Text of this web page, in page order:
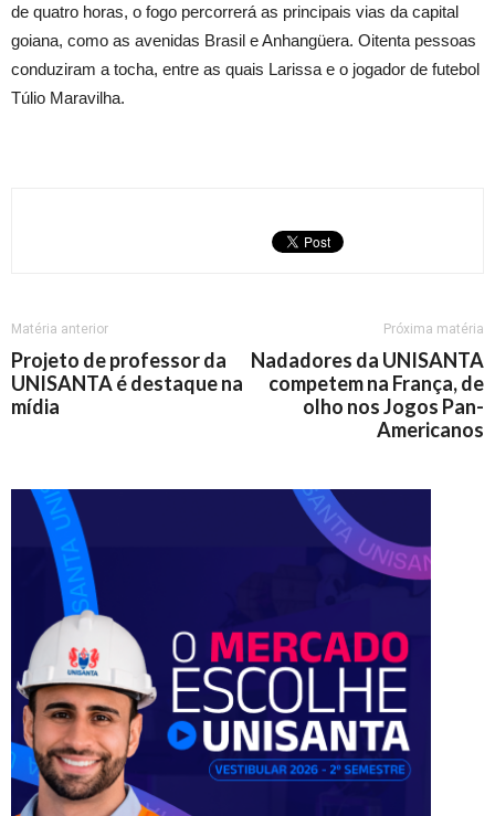
de quatro horas, o fogo percorrerá as principais vias da capital
goiana, como as avenidas Brasil e Anhangüera. Oitenta pessoas
conduziram a tocha, entre as quais Larissa e o jogador de futebol
Túlio Maravilha.
Matéria anterior
Projeto de professor da
UNISANTA é destaque na
mídia
Próxima matéria
Nadadores da UNISANTA
competem na França, de
olho nos Jogos Pan-
Americanos